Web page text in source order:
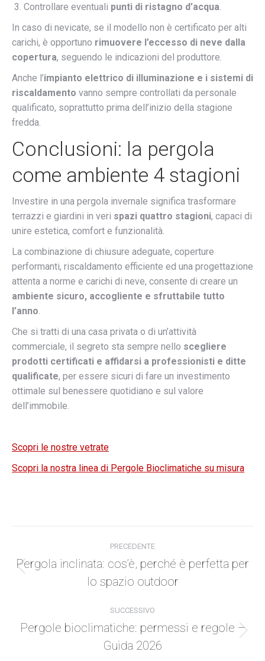
Controllare eventuali punti di ristagno d’acqua.
In caso di nevicate, se il modello non è certificato per alti
carichi, è opportuno rimuovere l’eccesso di neve dalla
copertura, seguendo le indicazioni del produttore.
Anche l’impianto elettrico di illuminazione e i sistemi di
riscaldamento vanno sempre controllati da personale
qualificato, soprattutto prima dell’inizio della stagione
fredda.
Conclusioni: la pergola
come ambiente 4 stagioni
Investire in una pergola invernale significa trasformare
terrazzi e giardini in veri spazi quattro stagioni, capaci di
unire estetica, comfort e funzionalità.
La combinazione di chiusure adeguate, coperture
performanti, riscaldamento efficiente ed una progettazione
attenta a norme e carichi di neve, consente di creare un
ambiente sicuro, accogliente e sfruttabile tutto
l’anno.
Che si tratti di una casa privata o di un’attività
commerciale, il segreto sta sempre nello scegliere
prodotti certificati e affidarsi a professionisti e ditte
qualificate, per essere sicuri di fare un investimento
ottimale sul benessere quotidiano e sul valore
dell’immobile.
Scopri le nostre vetrate
Scopri la nostra linea di Pergole Bioclimatiche su misura
navigazione
PRECEDENTE
Messaggio
precedente:
Pergola inclinata: cos’è, perché è perfetta per
lo spazio outdoor
SUCCESSIVO
Post
successivo:
Pergole bioclimatiche: permessi e regole –
Guida 2026